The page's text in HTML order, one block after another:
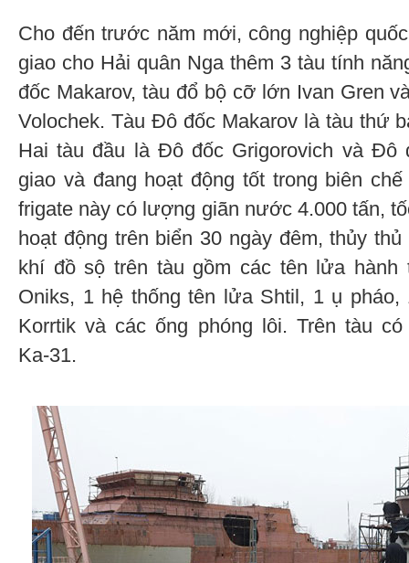
Cho đến trước năm mới, công nghiệp
giao cho Hải quân Nga thêm 3 tàu tính
đốc Makarov, tàu đổ bộ cỡ lớn Ivan Gren
Volochek. Tàu Đô đốc Makarov là tàu thứ
Hai tàu đầu là Đô đốc Grigorovich và Đô
giao và đang hoạt động tốt trong biên
frigate này có lượng giãn nước 4.000 tấn,
hoạt động trên biển 30 ngày đêm, thủy
khí đồ sộ trên tàu gồm các tên lửa hành
Oniks, 1 hệ thống tên lửa Shtil, 1 ụ pháo,
Korrtik và các ống phóng lôi. Trên tàu
Kа-31.